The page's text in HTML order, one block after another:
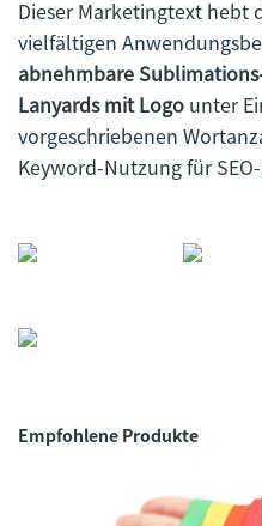
Dieser Marketingtext hebt
vielfältigen
abnehmbare
Lanyards mit Logo unter
vorgeschriebenen
Keyword-Nutzung für
Empfohlene Produkte